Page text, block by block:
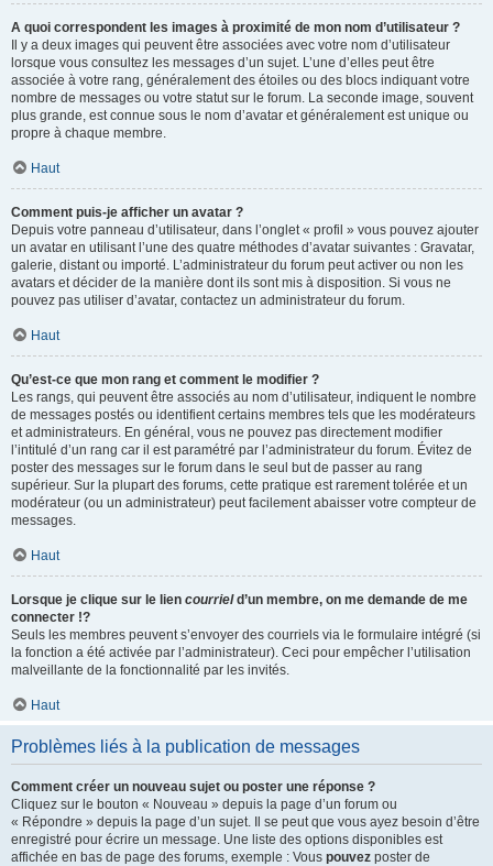
A quoi correspondent les images à proximité de mon nom d’utilisateur ?
Il y a deux images qui peuvent être associées avec votre nom d’utilisateur
lorsque vous consultez les messages d’un sujet. L’une d’elles peut être
associée à votre rang, généralement des étoiles ou des blocs indiquant votre
nombre de messages ou votre statut sur le forum. La seconde image, souvent
plus grande, est connue sous le nom d’avatar et généralement est unique ou
propre à chaque membre.
Haut
Comment puis-je afficher un avatar ?
Depuis votre panneau d’utilisateur, dans l’onglet « profil » vous pouvez ajouter
un avatar en utilisant l’une des quatre méthodes d’avatar suivantes : Gravatar,
galerie, distant ou importé. L’administrateur du forum peut activer ou non les
avatars et décider de la manière dont ils sont mis à disposition. Si vous ne
pouvez pas utiliser d’avatar, contactez un administrateur du forum.
Haut
Qu’est-ce que mon rang et comment le modifier ?
Les rangs, qui peuvent être associés au nom d’utilisateur, indiquent le nombre
de messages postés ou identifient certains membres tels que les modérateurs
et administrateurs. En général, vous ne pouvez pas directement modifier
l’intitulé d’un rang car il est paramétré par l’administrateur du forum. Évitez de
poster des messages sur le forum dans le seul but de passer au rang
supérieur. Sur la plupart des forums, cette pratique est rarement tolérée et un
modérateur (ou un administrateur) peut facilement abaisser votre compteur de
messages.
Haut
Lorsque je clique sur le lien courrield’un membre, on me demande de me
connecter !?
Seuls les membres peuvent s’envoyer des courriels via le formulaire intégré (si
la fonction a été activée par l’administrateur). Ceci pour empêcher l’utilisation
malveillante de la fonctionnalité par les invités.
Haut
Problèmes liés à la publication de messages
Comment créer un nouveau sujet ou poster une réponse ?
Cliquez sur le bouton « Nouveau » depuis la page d’un forum ou
« Répondre » depuis la page d’un sujet. Il se peut que vous ayez besoin d’être
enregistré pour écrire un message. Une liste des options disponibles est
affichée en bas de page des forums, exemple : Vous pouvez poster de